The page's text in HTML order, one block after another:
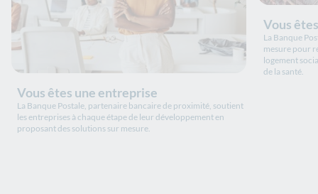
Vous êtes une entreprise
La Banque Postale, partenaire bancaire de proximité, soutient
les entreprises à chaque étape de leur développement en
proposant des solutions sur mesure.
Vous
La Banque
mesure pour
logement
de la santé.